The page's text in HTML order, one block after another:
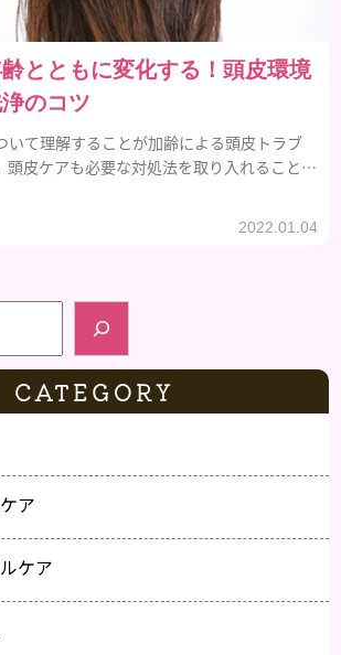
とともに変化する！頭皮環境
のコツ
いて理解することが加齢による頭皮トラブ
頭皮ケアも必要な対処法を取り入れることが
2022.01.04
CATEGORY
ア
ケア